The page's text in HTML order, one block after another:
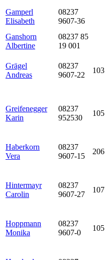
Gamperl
Elisabeth
08237
9607-36
Ganshorn
Albertine
08237 85
19 001
Grägel
Andreas
08237
9607-22
103
Greifenegger
Karin
08237
952530
105
Haberkorn
Vera
08237
9607-15
206
Hintermayr
Carolin
08237
9607-27
107
Hoppmann
Monika
08237
9607-0
105